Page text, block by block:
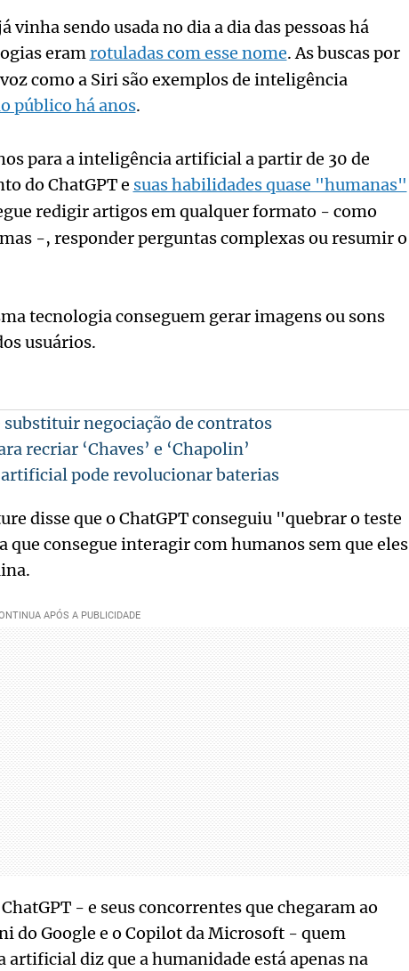
sendo usada no dia a dia das pessoas há
eramrotuladas com esse nome. As buscas por
como a Siri são exemplos de inteligência
público há anos.
para a inteligência artificial a partir de 30 de
do ChatGPT e suas habilidades quase "humanas"
redigir artigos em qualquer formato - como
-, responder perguntas complexas ou resumir o
tecnologia conseguem gerar imagens ou sons
usuários.
negociação de contratos
recriar ‘Chaves’ e ‘Chapolin’
pode revolucionar baterias
disse que o ChatGPT conseguiu "quebrar o teste
consegue interagir com humanos sem que eles
- e seus concorrentes que chegaram ao
do Google e o Copilot da Microsoft - quem
diz que a humanidade está apenas na